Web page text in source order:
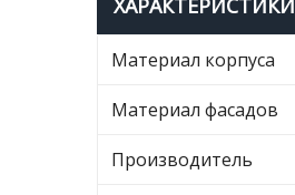
ХАРАКТЕРИСТИКИ
Материал корпуса
Материал фасадов
Производитель